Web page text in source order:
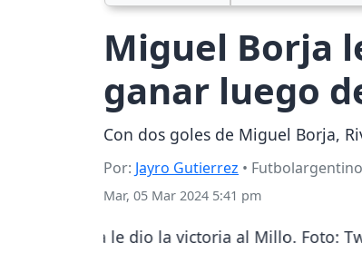
Miguel Borja
ganar luego
Con dos goles de Miguel Borja,
Por: Jayro Gutierrez •
Mar, 05 Mar 2024 5:41 pm